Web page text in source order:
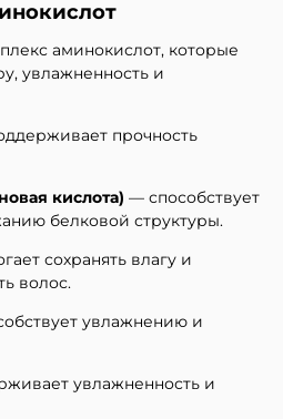
аминокислот, которые
увлажненность и
прочность
кислота) — способствует
белковой структуры.
сохранять влагу и
волос.
увлажнению и
увлажненность и